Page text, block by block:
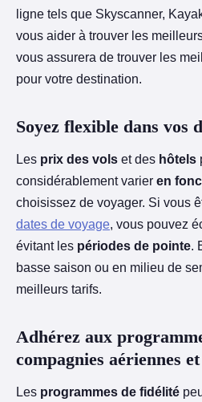
ligne tels que Skyscanner,
vous aider à trouver les
vous assurera de trouver les
pour votre destination.
Soyez flexible dans vos
Les prix des vols et des hôtels
considérablement varier en
choisissez de voyager. Si vous
dates de voyage, vous pouvez
évitant les périodes de pointe.
basse saison ou en milieu de
meilleurs tarifs.
Adhérez aux
compagnies aériennes
Les programmes de fidélité